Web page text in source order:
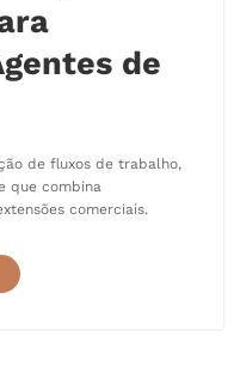
de
de fluxos de trabalho,
que combina
comerciais.